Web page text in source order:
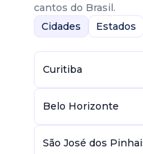
cantos do Brasil.
Cidades
Estados
Curitiba
Belo Horizonte
São José dos